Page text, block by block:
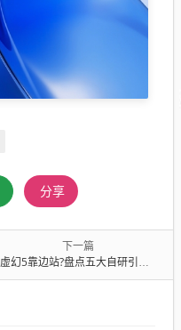
分享
下一篇
虚幻5靠边站?盘点五大自研引擎 谁是2026最佳画面